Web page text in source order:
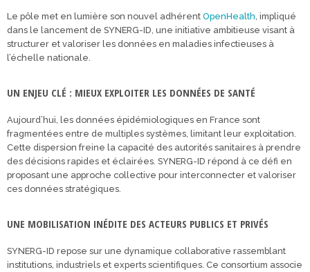
Le pôle met en lumière son nouvel adhérent OpenHealth, impliqué
dans le lancement de SYNERG-ID, une initiative ambitieuse visant à
structurer et valoriser les données en maladies infectieuses à
l’échelle nationale.
UN ENJEU CLÉ : MIEUX EXPLOITER LES DONNÉES DE SANTÉ
Aujourd’hui, les données épidémiologiques en France sont
fragmentées entre de multiples systèmes, limitant leur exploitation.
Cette dispersion freine la capacité des autorités sanitaires à prendre
des décisions rapides et éclairées. SYNERG-ID répond à ce défi en
proposant une approche collective pour interconnecter et valoriser
ces données stratégiques.
UNE MOBILISATION INÉDITE DES ACTEURS PUBLICS ET PRIVÉS
SYNERG-ID repose sur une dynamique collaborative rassemblant
institutions, industriels et experts scientifiques. Ce consortium associe